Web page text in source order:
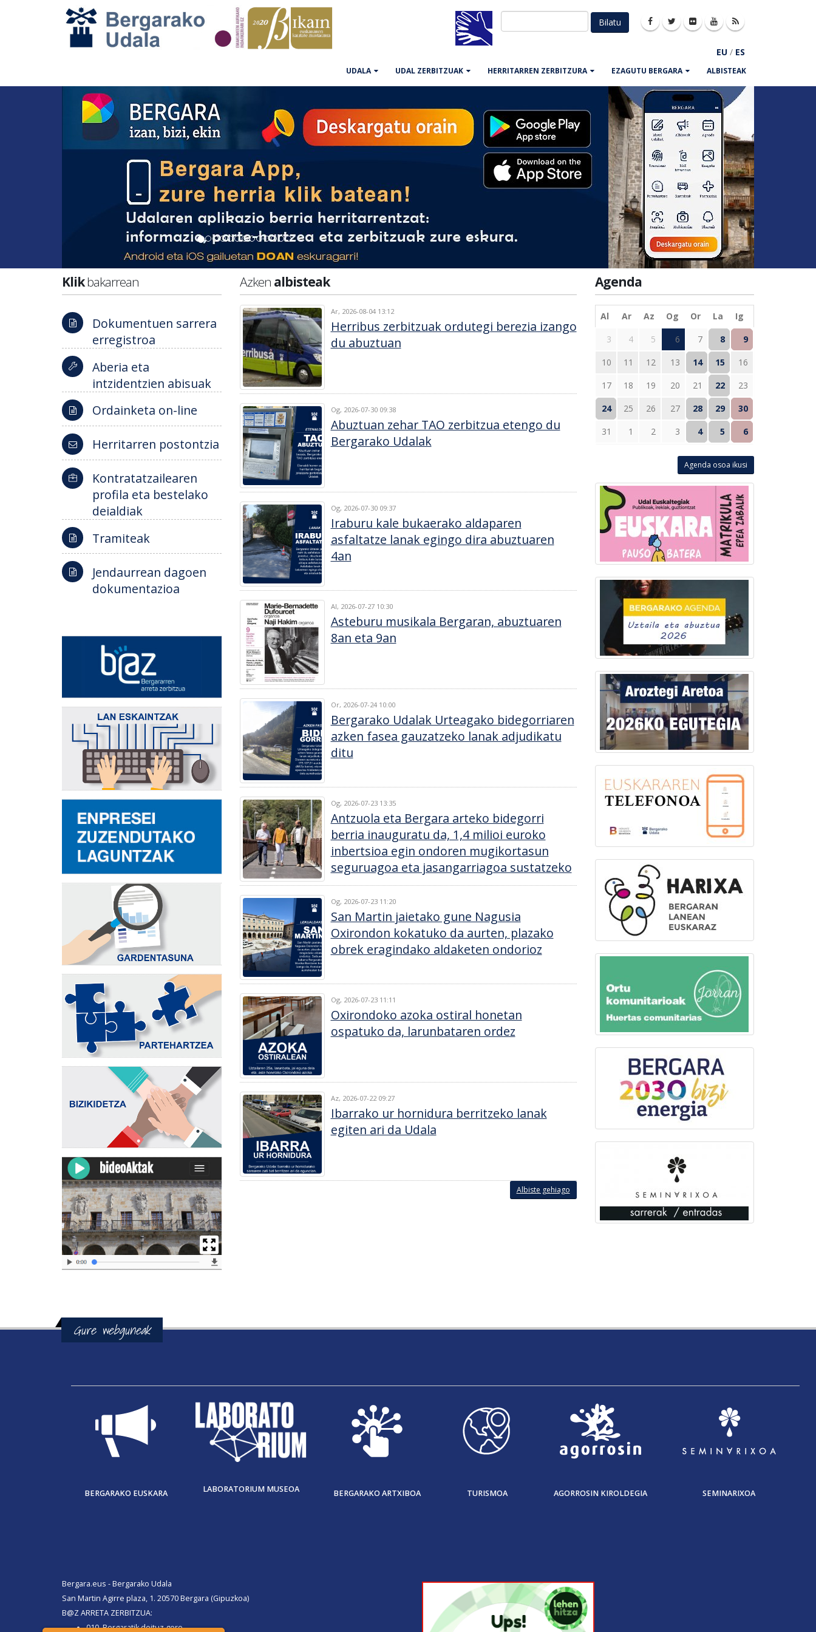
EU / ES
UDALA UDAL ZERBITZUAK HERRITARREN ZERBITZURA EZAGUTU BERGARA ALBISTEAK
Previous
Klikbakarrean
Dokumentuen sarrera
erregistroa
Aberia eta
intzidentzien abisuak
Ordainketa on-line
Herritarren postontzia
Kontratatzailearen
profila eta bestelako
deialdiak
Tramiteak
Jendaurrean dagoen
dokumentazioa
Azken albisteak
Ar, 2026-08-04 13:12
Herribus zerbitzuak ordutegi berezia izango
du abuztuan
Og, 2026-07-30 09:38
Abuztuan zehar TAO zerbitzua etengo du
Bergarako Udalak
Og, 2026-07-30 09:37
Iraburu kale bukaerako aldaparen
asfaltatze lanak egingo dira abuztuaren
4an
Al, 2026-07-27 10:30
Asteburu musikala Bergaran, abuztuaren
8an eta 9an
Or, 2026-07-24 10:00
Bergarako Udalak Urteagako bidegorriaren
azken fasea gauzatzeko lanak adjudikatu
ditu
Og, 2026-07-23 13:35
Antzuola eta Bergara arteko bidegorri
berria inauguratu da, 1,4 milioi euroko
inbertsioa egin ondoren mugikortasun
seguruagoa eta jasangarriagoa sustatzeko
Og, 2026-07-23 11:20
San Martin jaietako gune Nagusia
Oxirondon kokatuko da aurten, plazako
obrek eragindako aldaketen ondorioz
Og, 2026-07-23 11:11
Oxirondoko azoka ostiral honetan
ospatuko da, larunbataren ordez
Az, 2026-07-22 09:27
Ibarrako ur hornidura berritzeko lanak
egiten ari da Udala
Albiste gehiago
Agenda
Al Ar Az Og Or La
Ig
3
4 5 6 7 8
9
10
11 12 13 14 15
16
17
18 19 20 21 22
23
24
25 26 27 28 29
30
31
1 2 3 4 5 6
Agenda osoa ikusi
Gure webguneak
BERGARAKO EUSKARA LABORATORIUM MUSEOA BERGARAKO ARTXIBOA TURISMOA AGORROSIN KIROLDEGIA SEMINARIXOA
Bergara.eus - Bergarako Udala
San Martin Agirre plaza, 1. 20570 Bergara (Gipuzkoa)
B@Z ARRETA ZERBITZUA:
010, Bergaratik deituz gero